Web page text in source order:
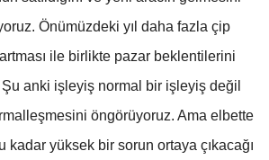
Önümüzdeki yıl daha fazla çip
ile birlikte pazar beklentilerini
anki işleyiş normal bir işleyiş değil
öngörüyoruz. Ama elbette
yüksek bir sorun ortaya çıkacağı